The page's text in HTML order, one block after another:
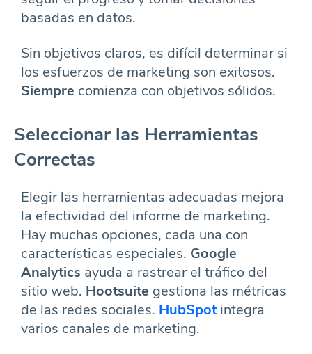
basadas en datos.
Sin objetivos claros, es difícil determinar si
los esfuerzos de marketing son exitosos.
Siempre comienza con objetivos sólidos.
Seleccionar las Herramientas
Correctas
Elegir las herramientas adecuadas mejora
la efectividad del informe de marketing.
Hay muchas opciones, cada una con
características especiales. Google
Analytics ayuda a rastrear el tráfico del
sitio web. Hootsuite gestiona las métricas
de las redes sociales. HubSpotintegra
varios canales de marketing.